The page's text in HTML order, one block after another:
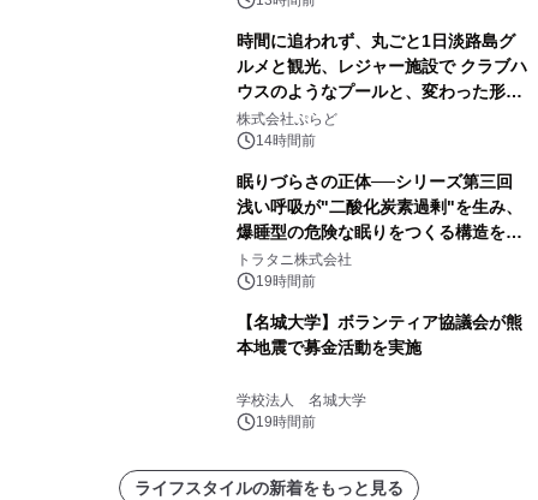
時間に追われず、丸ごと1日淡路島グ
ルメと観光、レジャー施設で クラブハ
ウスのようなプールと、変わった形の
サウナも 「THE BOXY AWAJI」のお
得な素泊まり連泊プランで
株式会社ぷらど
14時間前
眠りづらさの正体──シリーズ第三回
浅い呼吸が"二酸化炭素過剰"を生み、
爆睡型の危険な眠りをつくる構造を解
説
トラタニ株式会社
19時間前
【名城大学】ボランティア協議会が熊
本地震で募金活動を実施
学校法人 名城大学
19時間前
ライフスタイルの新着をもっと見る